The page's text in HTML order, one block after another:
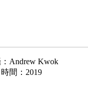
Andrew Kwok
時間：2019